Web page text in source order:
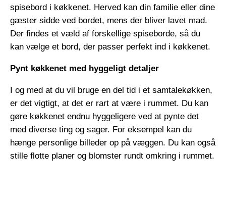
spisebord i køkkenet. Herved kan din familie eller dine
gæster sidde ved bordet, mens der bliver lavet mad.
Der findes et væld af forskellige spiseborde, så du
kan vælge et bord, der passer perfekt ind i køkkenet.
Pynt køkkenet med hyggeligt detaljer
I og med at du vil bruge en del tid i et samtalekøkken,
er det vigtigt, at det er rart at være i rummet. Du kan
gøre køkkenet endnu hyggeligere ved at pynte det
med diverse ting og sager. For eksempel kan du
hænge personlige billeder op på væggen. Du kan også
stille flotte planer og blomster rundt omkring i rummet.